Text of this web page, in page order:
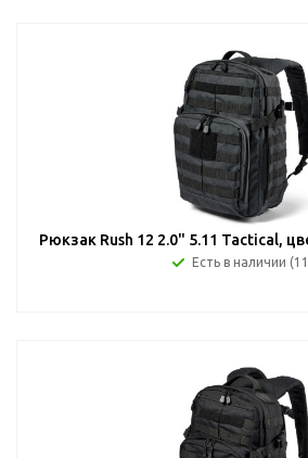
Рюкзак Rush 12 2.0" 5.11 Tactical,
Есть в наличии